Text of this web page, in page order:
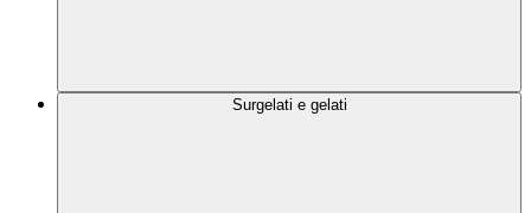
Surgelati e gelati